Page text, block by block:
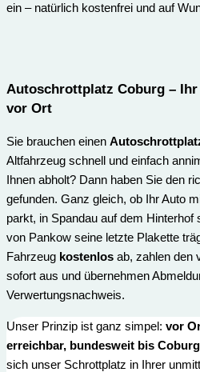
ein – natürlich kostenfrei und auf
Autoschrottplatz Coburg –
vor Ort
Sie brauchen einen
Altfahrzeug schnell und einfach
Ihnen abholt? Dann haben Sie den
gefunden. Ganz gleich, ob Ihr Auto
parkt, in Spandau auf dem Hinterhof
von Pankow seine letzte Plakette
Fahrzeug kostenlos ab, zahlen den
sofort aus und übernehmen
Verwertungs­nachweis.
Unser Prinzip ist ganz simpel: vor
erreichbar, bundesweit bis
sich unser Schrottplatz in Ihrer